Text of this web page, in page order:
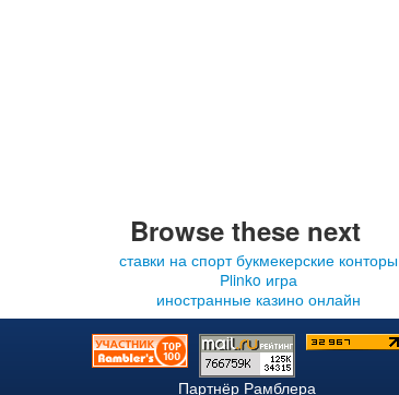
Browse these next
ставки на спорт букмекерские конторы
Plinko игра
иностранные казино онлайн
Партнёр Рамблера